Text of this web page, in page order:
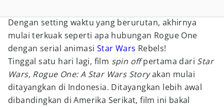
Dengan setting waktu yang berurutan, akhirnya
mulai terkuak seperti apa hubungan Rogue One
dengan serial animasi Star Wars Rebels!
Tinggal satu hari lagi, film spin offpertama dari Star
Wars, Rogue One: A Star Wars Storyakan mulai
ditayangkan di Indonesia. Ditayangkan lebih awal
dibandingkan di Amerika Serikat, film ini bakal